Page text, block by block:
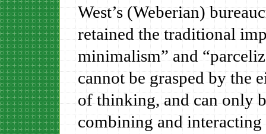
West’s (Weberian)
retained the traditional
minimalism” and
cannot be grasped by the
of thinking, and can only
combining and